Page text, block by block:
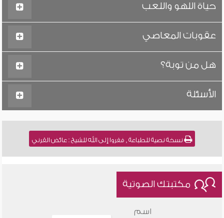
حياة اللهو واللعب
عقوبات المعاصي
هل من توبة؟
الأسئلة
نسخة نصية للطباعة , ففروا إلى الله للشيخ : عائض القرني
مكتبتك الصوتية
اسم